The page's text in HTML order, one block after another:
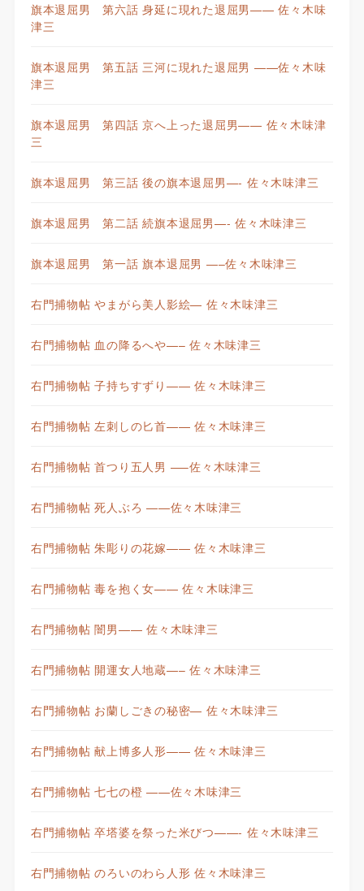
旗本退屈男 第六話 身延に現れた退屈男—— 佐々木味
津三
旗本退屈男 第五話 三河に現れた退屈男 ——佐々木味
津三
旗本退屈男 第四話 京へ上った退屈男—— 佐々木味津
三
旗本退屈男 第三話 後の旗本退屈男—- 佐々木味津三
旗本退屈男 第二話 続旗本退屈男—- 佐々木味津三
旗本退屈男 第一話 旗本退屈男 —–佐々木味津三
右門捕物帖 やまがら美人影絵— 佐々木味津三
右門捕物帖 血の降るへや—– 佐々木味津三
右門捕物帖 子持ちすずり—— 佐々木味津三
右門捕物帖 左刺しの匕首—— 佐々木味津三
右門捕物帖 首つり五人男 —–佐々木味津三
右門捕物帖 死人ぶろ ——佐々木味津三
右門捕物帖 朱彫りの花嫁—— 佐々木味津三
右門捕物帖 毒を抱く女—— 佐々木味津三
右門捕物帖 闇男—— 佐々木味津三
右門捕物帖 開運女人地蔵—– 佐々木味津三
右門捕物帖 お蘭しごきの秘密— 佐々木味津三
右門捕物帖 献上博多人形—— 佐々木味津三
右門捕物帖 七七の橙 ——佐々木味津三
右門捕物帖 卒塔婆を祭った米びつ——- 佐々木味津三
右門捕物帖 のろいのわら人形 佐々木味津三